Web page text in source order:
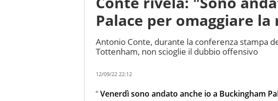
Palace per omaggiare la
Antonio Conte, durante la conferenza stampa
Tottenham, non scioglie il dubbio offensivo
12/09/22 22:12
“Venerdì sono andato anche io a Buckingham